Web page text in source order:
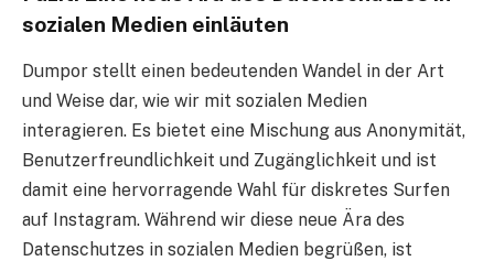
sozialen Medien einläuten
Dumpor stellt einen bedeutenden Wandel in der Art
und Weise dar, wie wir mit sozialen Medien
interagieren. Es bietet eine Mischung aus Anonymität,
Benutzerfreundlichkeit und Zugänglichkeit und ist
damit eine hervorragende Wahl für diskretes Surfen
auf Instagram. Während wir diese neue Ära des
Datenschutzes in sozialen Medien begrüßen, ist